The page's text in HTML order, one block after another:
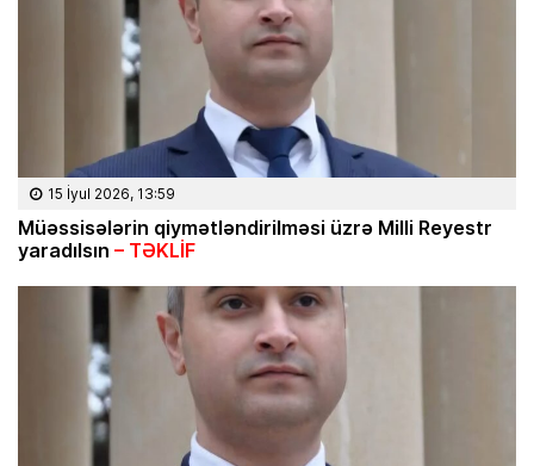
15 İyul 2026, 13:59
Müəssisələrin qiymətləndirilməsi üzrə Milli Reyestr
yaradılsın – TƏKLİF